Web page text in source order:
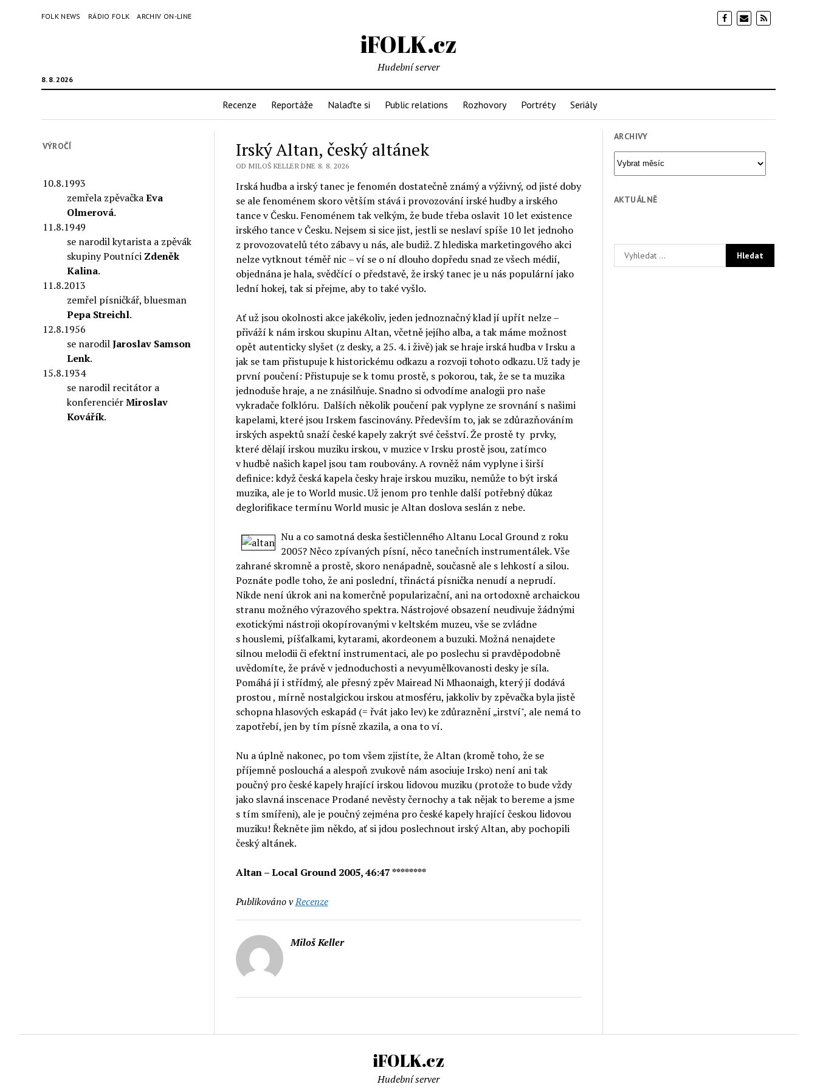
FOLK NEWS RÁDIO FOLK ARCHIV ON-LINE
iFOLK.cz
8. 8. 2026
Hudební server
Recenze Reportáže Nalaďte si Public relations Rozhovory Portréty Seriály
VÝROČÍ
10.8.1993
zemřela zpěvačkaEva
Olmerová.
11.8.1949
se narodil kytarista a zpěvák
skupiny Poutníci Zdeněk
Kalina.
11.8.2013
zemřel písničkář, bluesman
Pepa Streichl.
12.8.1956
se narodilJaroslav Samson
Lenk.
15.8.1934
se narodil recitátor a
konferenciérMiroslav
Kovářík.
Irský Altan, český altánek
OD MILOŠ KELLER DNE 8. 8. 2026
Irská hudba a irský tanec je fenomén dostatečně známý a výživný, od jisté doby
se ale fenoménem skoro větším stává i provozování irské hudby a irského
tance v Česku. Fenoménem tak velkým, že bude třeba oslavit 10 let existence
irského tance v Česku. Nejsem si sice jist, jestli se neslaví spíše 10 let jednoho
z provozovatelů této zábavy u nás, ale budiž. Z hlediska marketingového akci
nelze vytknout téměř nic – ví se o ní dlouho dopředu snad ze všech médií,
objednána je hala, svědčící o představě, že irský tanec je u nás populární jako
lední hokej, tak si přejme, aby to také vyšlo.
Ať už jsou okolnosti akce jakékoliv, jeden jednoznačný klad jí upřít nelze –
přiváží k nám irskou skupinu Altan, včetně jejího alba, a tak máme možnost
opět autenticky slyšet (z desky, a 25. 4. i živě) jak se hraje irská hudba v Irsku a
jak se tam přistupuje k historickému odkazu a rozvoji tohoto odkazu. Už tady je
první poučení: Přistupuje se k tomu prostě, s pokorou, tak, že se ta muzika
jednoduše hraje, a ne znásilňuje. Snadno si odvodíme analogii pro naše
vykradače folklóru. Dalších několik poučení pak vyplyne ze srovnání s našimi
kapelami, které jsou Irskem fascinovány. Především to, jak se zdůrazňováním
irských aspektů snaží české kapely zakrýt své češství. Že prostě ty prvky,
které dělají irskou muziku irskou, v muzice v Irsku prostě jsou, zatímco
v hudbě našich kapel jsou tam roubovány. A rovněž nám vyplyne i širší
definice: když česká kapela česky hraje irskou muziku, nemůže to být irská
muzika, ale je to World music. Už jenom pro tenhle další potřebný důkaz
deglorifikace termínu World music je Altan doslova seslán z nebe.
Nu a co samotná deska šestičlenného Altanu Local Ground z roku
2005? Něco zpívaných písní, něco tanečních instrumentálek. Vše
zahrané skromně a prostě, skoro nenápadně, současně ale s lehkostí a silou.
Poznáte podle toho, že ani poslední, třináctá písnička nenudí a neprudí.
Nikde není úkrok ani na komerčně popularizační, ani na ortodoxně archaickou
stranu možného výrazového spektra. Nástrojové obsazení neudivuje žádnými
exotickými nástroji okopírovanými v keltském muzeu, vše se zvládne
s houslemi, píšťalkami, kytarami, akordeonem a buzuki. Možná nenajdete
silnou melodii či efektní instrumentaci, ale po poslechu si pravděpodobně
uvědomíte, že právě v jednoduchosti a nevyumělkovanosti desky je síla.
Pomáhá jí i střídmý, ale přesný zpěv Mairead Ni Mhaonaigh, který jí dodává
prostou , mírně nostalgickou irskou atmosféru, jakkoliv by zpěvačka byla jistě
schopna hlasových eskapád (= řvát jako lev) ke zdůraznění „irství", ale nemá to
zapotřebí, jen by tím písně zkazila, a ona to ví.
Nu a úplně nakonec, po tom všem zjistíte, že Altan (kromě toho, že se
příjemně poslouchá a alespoň zvukově nám asociuje Irsko) není ani tak
poučný pro české kapely hrající irskou lidovou muziku (protože to bude vždy
jako slavná inscenace Prodané nevěsty černochy a tak nějak to bereme a jsme
s tím smířeni), ale je poučný zejména pro české kapely hrající českou lidovou
muziku! Řekněte jim někdo, ať si jdou poslechnout irský Altan, aby pochopili
český altánek.
Altan – Local Ground 2005, 46:47 ********
Publikováno vRecenze
Miloš Keller
ARCHIVY
Archivy
AKTUÁLNĚ
iFOLK.cz
Hudební server